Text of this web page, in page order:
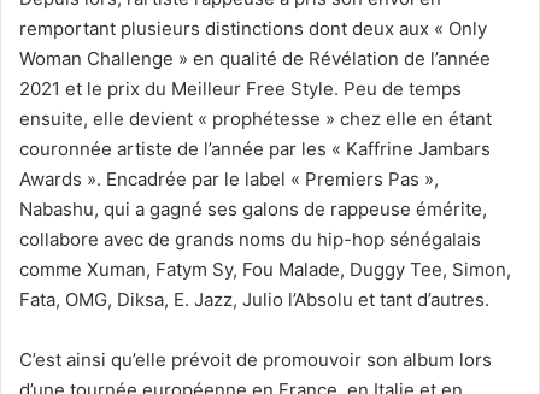
remportant plusieurs distinctions dont deux aux « Only
Woman Challenge » en qualité de Révélation de l’année
2021 et le prix du Meilleur Free Style. Peu de temps
ensuite, elle devient « prophétesse » chez elle en étant
couronnée artiste de l’année par les « Kaffrine Jambars
Awards ». Encadrée par le label « Premiers Pas »,
Nabashu, qui a gagné ses galons de rappeuse émérite,
collabore avec de grands noms du hip-hop sénégalais
comme Xuman, Fatym Sy, Fou Malade, Duggy Tee, Simon,
Fata, OMG, Diksa, E. Jazz, Julio l’Absolu et tant d’autres.
C’est ainsi qu’elle prévoit de promouvoir son album lors